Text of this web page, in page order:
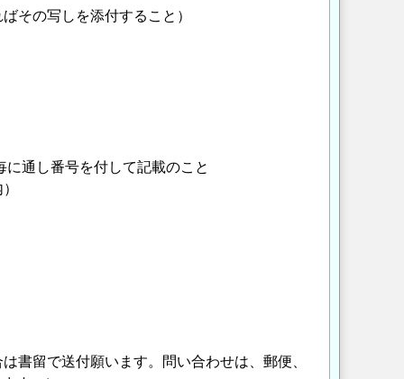
の写しを添付すること）
通し番号を付して記載のこと
留で送付願います。問い合わせは、郵便、